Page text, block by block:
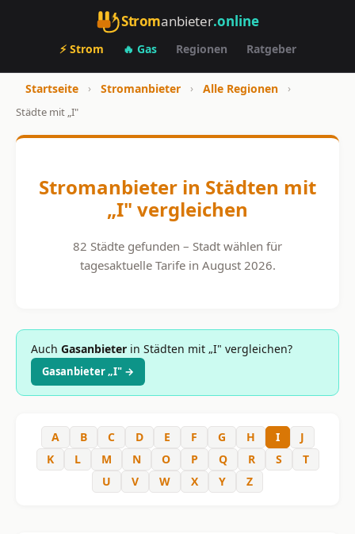
Stromanbieter.online
⚡ Strom 🔥 Gas Regionen Ratgeber
Startseite › Stromanbieter › Alle Regionen
›
Städte mit „I"
Stromanbieter in Städten mit
„I" vergleichen
82 Städte gefunden – Stadt wählen für
tagesaktuelle Tarife in August 2026.
Auch Gasanbieter in Städten mit „I" vergleichen?
Gasanbieter „I" →
A B C D E F G H I
J
K
L M N O P Q R S
T
U
V W X Y Z